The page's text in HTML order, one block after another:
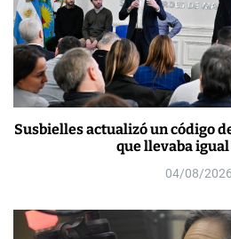
Susbielles actualizó un código
que llevaba igual
04/08/2026